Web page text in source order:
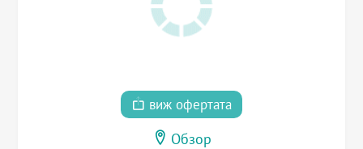
виж офертата
Обзор